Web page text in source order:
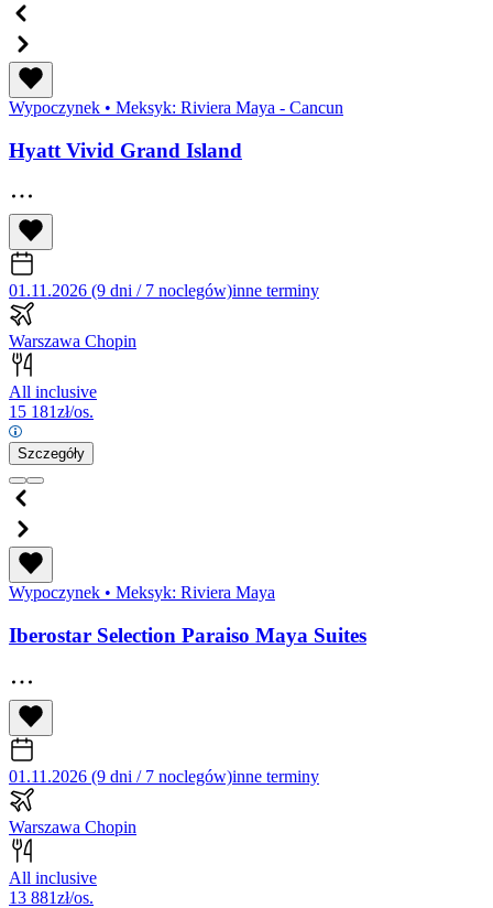
Wypoczynek • Meksyk: Riviera Maya - Cancun
Hyatt Vivid Grand Island
01.11.2026 (9 dni / 7 noclegów)inne terminy
Warszawa Chopin
All inclusive
15 181zł/os.
Szczegóły
Wypoczynek • Meksyk: Riviera Maya
Iberostar Selection Paraiso Maya Suites
01.11.2026 (9 dni / 7 noclegów)inne terminy
Warszawa Chopin
All inclusive
13 881zł/os.